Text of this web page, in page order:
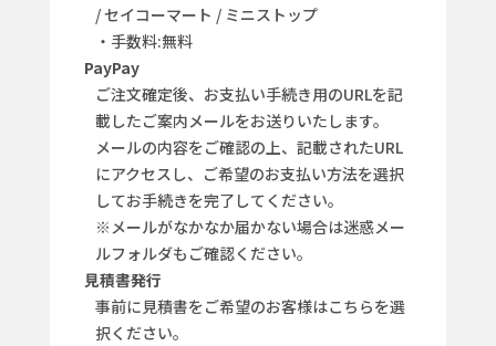
/ セイコーマート / ミニストップ
・手数料:無料
PayPay
ご注文確定後、お支払い手続き用のURLを記
載したご案内メールをお送りいたします。
メールの内容をご確認の上、記載されたURL
にアクセスし、ご希望のお支払い方法を選択
してお手続きを完了してください。
※メールがなかなか届かない場合は迷惑メー
ルフォルダもご確認ください。
見積書発行
事前に見積書をご希望のお客様はこちらを選
択ください。